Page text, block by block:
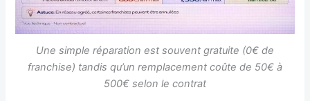
Une simple réparation est souvent gratuite (0€ de
franchise) tandis qu’un remplacement coûte de 50€ à
500€ selon le contrat